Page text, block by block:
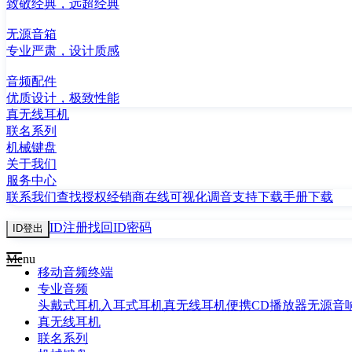
致敬经典，远超经典
无源音箱
专业严肃，设计质感
音频配件
优质设计，极致性能
真无线耳机
联名系列
机械键盘
关于我们
服务中心
联系我们查找授权经销商在线可视化调音支持下载手册下载
ID登出 ID注册找回ID密码
Menu
移动音频终端
专业音频
头戴式耳机入耳式耳机真无线耳机便携CD播放器无源音
真无线耳机
联名系列